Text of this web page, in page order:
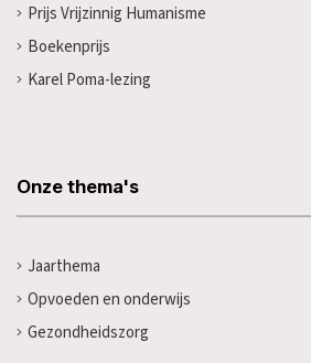
Prijs Vrijzinnig Humanisme
Boekenprijs
Karel Poma-lezing
Onze thema's
Jaarthema
Opvoeden en onderwijs
Gezondheidszorg